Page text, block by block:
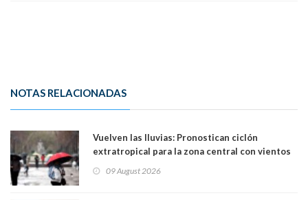
NOTAS RELACIONADAS
Vuelven las lluvias: Pronostican ciclón
extratropical para la zona central con vientos
09 August 2026